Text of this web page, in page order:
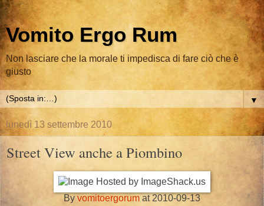
Vomito Ergo Rum
Non lasciare che la morale ti impedisca di fare ciò che è
giusto
▼
lunedì 13 settembre 2010
Street View anche a Piombino
By vomitoergorumat 2010-09-13